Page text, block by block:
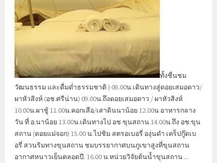
ทั้งชื่นชม
วัฒนธรรม และดื่มด่ำธรรมชาติ ) 08.00น.เดินทางสู่ดอยเสมอดาว/
ผาหัวสิงห์ (อช.ศรีน่าน) 09.00น.ถึงดอยเสมอดาว / ผาหัวสิงห์
10.00น.ผาชู้ 11.00น.คอกเสือ/เสาดินนาน้อย 12.00น อาหารกลาง
วัน ที่ อ.นาน้อย 13.00น.เดินทางไป อช.ขุนสถาน 14.00น.ถึง อช.ขุน
สถาน (ดอยแม่จอก) 15.00 น.ไปชิม สตรอเบอรี่ องุ่นดำ เคร็ปกู๊ดเบ
อรี่ สวนริมทางขุนสถาน ชมบรรยากาศบนภูเขาสูงที่ขุนสถาน
อากาศหนาวเย็นตลอดปี. 16.00 น.หน่วยวิจัยต้นน้ำขุนสถาน ...